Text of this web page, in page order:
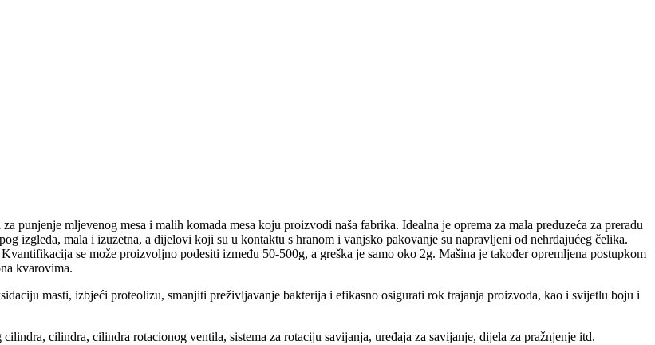
punjenje mljevenog mesa i malih komada mesa koju proizvodi naša fabrika. Idealna je oprema za mala preduzeća za preradu
izgleda, mala i izuzetna, a dijelovi koji su u kontaktu s hranom i vanjsko pakovanje su napravljeni od nehrđajućeg čelika.
se može proizvoljno podesiti između 50-500g, a greška je samo oko 2g. Mašina je također opremljena postupkom
kvarovima.
masti, izbjeći proteolizu, smanjiti preživljavanje bakterija i efikasno osigurati rok trajanja proizvoda, kao i svijetlu boju i
cilindra, cilindra rotacionog ventila, sistema za rotaciju savijanja, uređaja za savijanje, dijela za pražnjenje itd.